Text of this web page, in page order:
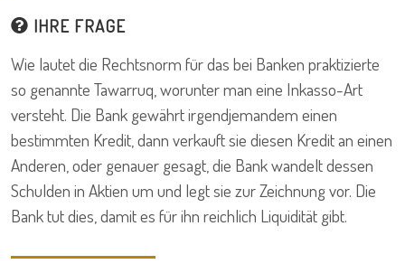
IHRE FRAGE
Wie lautet die Rechtsnorm für das bei Banken praktizierte
so genannte Tawarruq, worunter man eine Inkasso-Art
versteht. Die Bank gewährt irgendjemandem einen
bestimmten Kredit, dann verkauft sie diesen Kredit an einen
Anderen, oder genauer gesagt, die Bank wandelt dessen
Schulden in Aktien um und legt sie zur Zeichnung vor. Die
Bank tut dies, damit es für ihn reichlich Liquidität gibt.